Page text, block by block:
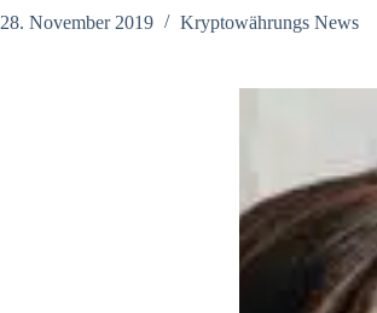
28. November 2019 Kryptowährungs News